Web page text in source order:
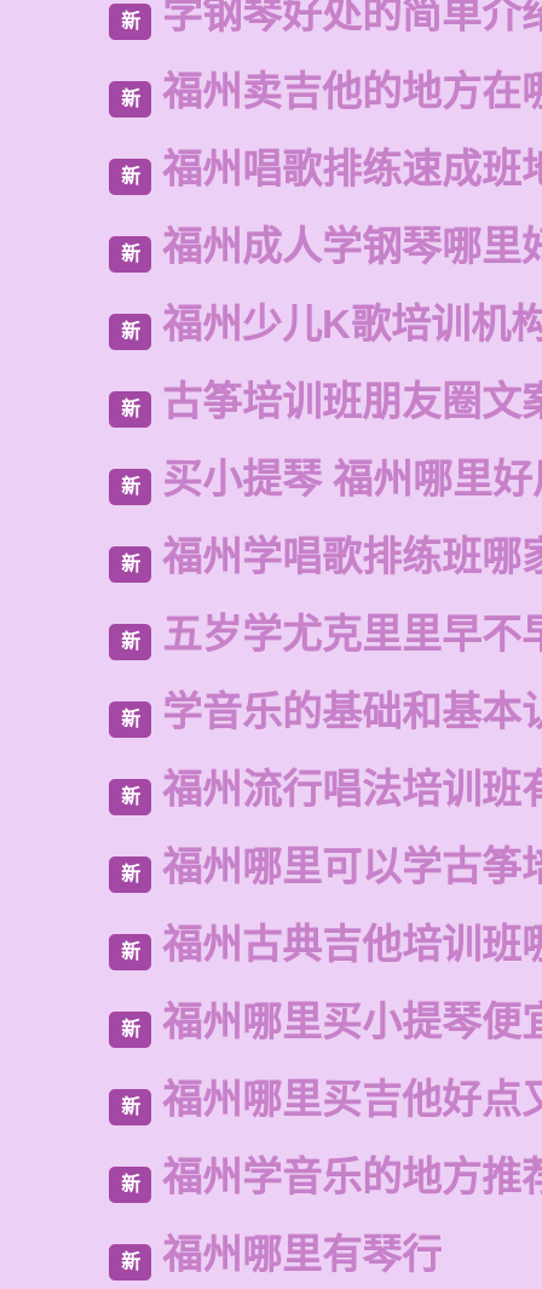
新 学钢琴好处的简单介
新 福州卖吉他的地方在
新 福州唱歌排练速成班
新 福州成人学钢琴哪里
新 福州少儿K歌培训机
新 古筝培训班朋友圈文
新 买小提琴 福州哪里
新 福州学唱歌排练班哪
新 五岁学尤克里里早不
新 学音乐的基础和基本
新 福州流行唱法培训班
新 福州哪里可以学古筝
新 福州古典吉他培训班
新 福州哪里买小提琴便
新 福州哪里买吉他好点
新 福州学音乐的地方推
新 福州哪里有琴行